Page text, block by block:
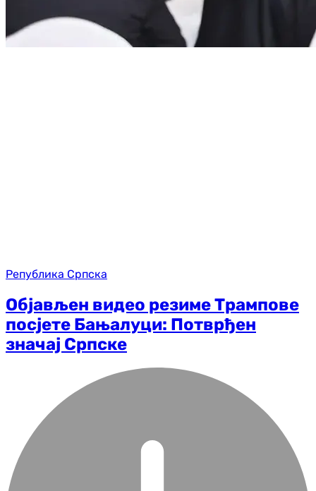
Република Српска
Објављен видео резиме Трампове
посјете Бањалуци: Потврђен
значај Српске